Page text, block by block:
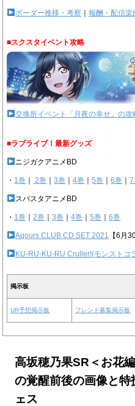
ボーダー推移・考察 ｜報酬・配信楽
■スクスタイベント攻略
交換所イベント「月夜の幸せ」の
■ラブライブ！最新グッズ
ニジガクアニメBD
・ 1巻 2巻 ｜3巻 ｜4巻 ｜5巻 ｜6巻 ｜7
スパスタアニメBD
・ 1巻 ｜2巻 ｜3巻 ｜4巻 ｜5巻 ｜6巻
Aqours CLUB CD SET 2021 【6月
KU-RU-KU-RU Cruller!(モンストコ
掲示板
UR予想掲示板 フレンド募集掲示板
高坂穂乃果SR＜お花
の覚醒前後の画像と
ェス